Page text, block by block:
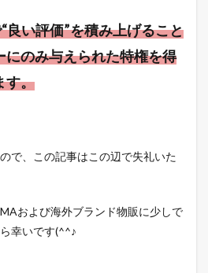
良い評価”を積み上げること
にのみ与えられた特権を得
す。
で、この記事はこの辺で失礼いた
および海外ブランド物販に少しで
幸いです(^^♪